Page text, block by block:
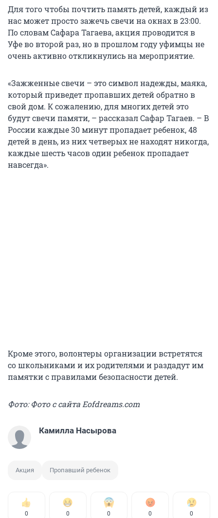
Для того чтобы почтить память детей, каждый из
нас может просто зажечь свечи на окнах в 23:00.
По словам Сафара Тагаева, акция проводится в
Уфе во второй раз, но в прошлом году уфимцы не
очень активно откликнулись на мероприятие.
«Зажженные свечи – это символ надежды, маяка,
который приведет пропавших детей обратно в
свой дом. К сожалению, для многих детей это
будут свечи памяти, – рассказал Сафар Тагаев. – В
России каждые 30 минут пропадает ребенок, 48
детей в день, из них четверых не находят никогда,
каждые шесть часов один ребенок пропадает
навсегда».
Кроме этого, волонтеры организации встретятся
со школьниками и их родителями и раздадут им
памятки с правилами безопасности детей.
Фото: Фото с сайта Eofdreams.com
Камилла Насырова
Акция Пропавший ребенок
0 0 0 0 0